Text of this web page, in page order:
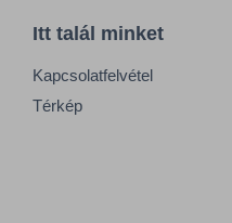
Itt talál minket
Kapcsolatfelvétel
Térkép